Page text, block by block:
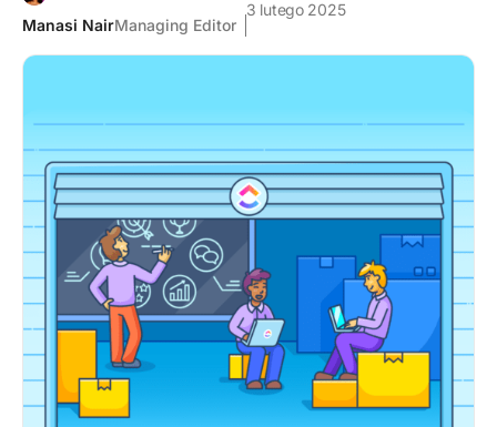
Manasi NairManaging Editor
3 lutego 2025